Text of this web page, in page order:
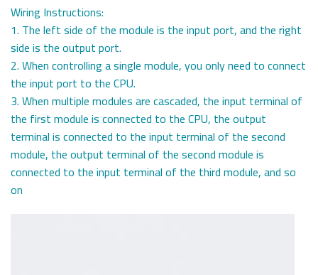
Wiring Instructions:
1. The left side of the module is the input port, and the right
side is the output port.
2. When controlling a single module, you only need to connect
the input port to the CPU.
3. When multiple modules are cascaded, the input terminal of
the first module is connected to the CPU, the output
terminal is connected to the input terminal of the second
module, the output terminal of the second module is
connected to the input terminal of the third module, and so
on